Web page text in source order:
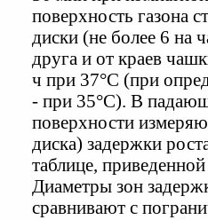
поверхность газона
диски (не более 6 на
друга и от краев
ч при 37°С (при
- при 35°С). В
поверхности
диска) задержки
таблице,
Диаметры зон
сравнивают с